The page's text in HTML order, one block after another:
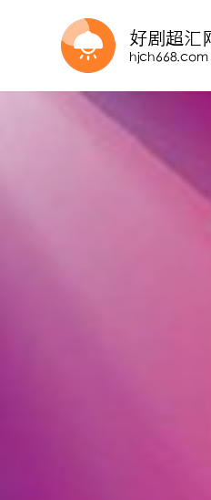
更新至第20260806期
第20260711期
更新至20260806期